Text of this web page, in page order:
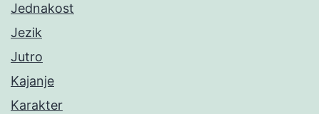
Jednakost
Jezik
Jutro
Kajanje
Karakter